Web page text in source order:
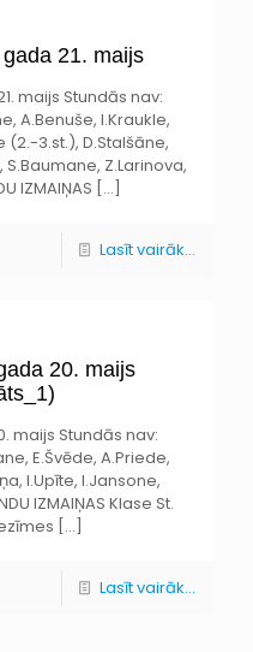
21. maijs
maijs Stundās nav:
A.Benuše, I.Kraukle,
(2.-3.st.), D.Stalšāne,
S.Baumane, Z.Larinova,
IZMAIŅAS […]
Lasīt vairāk...
20. maijs
maijs Stundās nav:
E.Švēde, A.Priede,
I.Upīte, I.Jansone,
IZMAIŅAS Klase St.
[…]
Lasīt vairāk...